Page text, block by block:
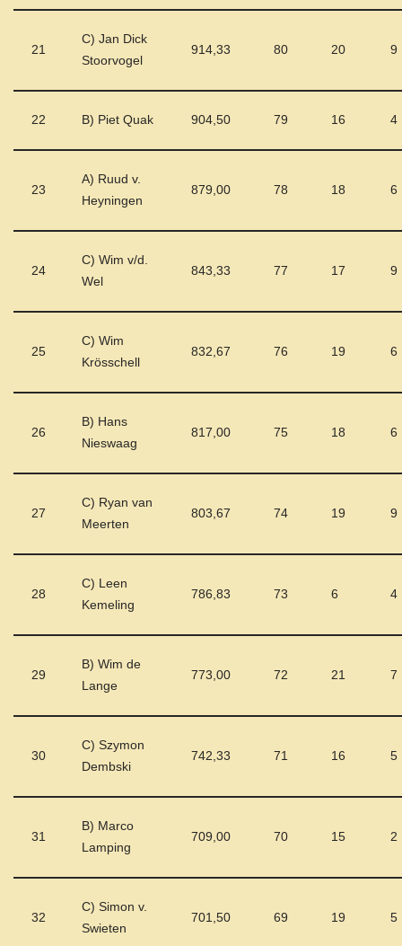
21
C) Jan Dick
Stoorvogel
914,33 80 20 9
22 B) Piet Quak 904,50 79 16 4
23
A) Ruud v.
Heyningen
879,00 78 18 6
24
C) Wim v/d.
Wel
843,33 77 17 9
25
C) Wim
Krösschell
832,67 76 19 6
26
B) Hans
Nieswaag
817,00 75 18 6
27
C) Ryan van
Meerten
803,67 74 19 9
28
C) Leen
Kemeling
786,83 73 6 4
29
B) Wim de
Lange
773,00 72 21 7
30
C) Szymon
Dembski
742,33 71 16 5
31
B) Marco
Lamping
709,00 70 15 2
32
C) Simon v.
Swieten
701,50 69 19 5